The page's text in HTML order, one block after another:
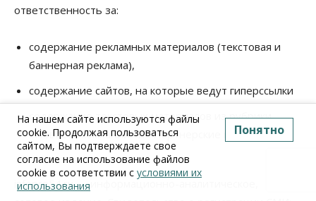
ответственность за:
содержание рекламных материалов (текстовая и
баннерная реклама),
содержание сайтов, на которые ведут гиперссылки
содержание текстовых материалов из рубрики
«Новости компаний» и «Партнерские материалы»
infopro54.ru — информационно-аналитическое,
На нашем сайте используются файлы
cookie. Продолжая пользоваться
сайтом, Вы подтверждаете свое
согласие на использование файлов
cookie в соответствии с условиями их
использования
Понятно